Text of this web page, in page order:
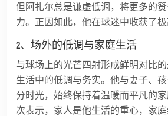
但阿扎尔总是谦虚低调，将更多的
力。正因如此，他在球迷中收获了极
2、场外的低调与家庭生活
与球场上的光芒四射形成鲜明对比
生活中的低调与务实。他与妻子、
分时光，始终保持着温暖而平凡的
次表示，家人是他生活的重心，家